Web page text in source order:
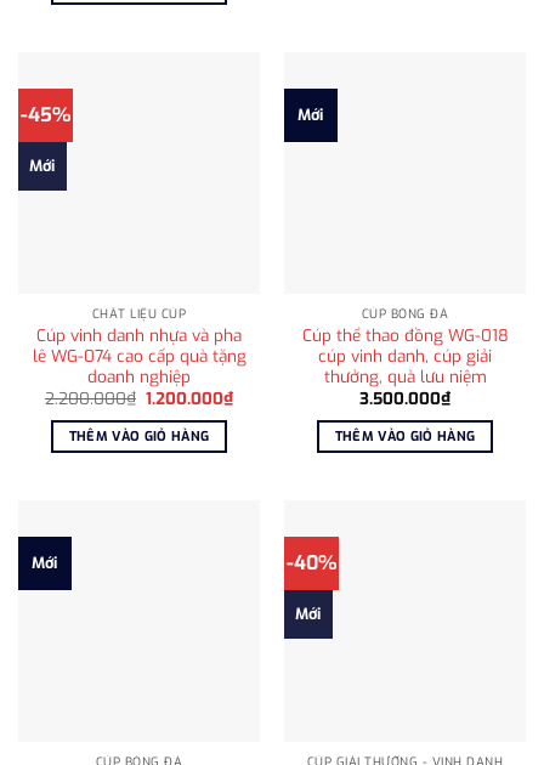
-45%
Mới
CHẤT LIỆU CÚP
Cúp vinh danh nhựa và pha
lê WG-074 cao cấp quà tặng
doanh nghiệp
2.200.000₫ Giá
là:
2.200.000₫.
1.200.000₫Giá
hiện
1.200.000₫.
THÊM VÀO GIỎ HÀNG
Mới
CÚP BÓNG ĐÁ
Cúp thể thao đồng WG-018
cúp vinh danh, cúp giải
thưởng, quà lưu niệm
3.500.000₫
THÊM VÀO GIỎ HÀNG
Mới
CÚP BÓNG ĐÁ
-40%
Mới
CÚP GIẢI THƯỞNG - VINH DANH